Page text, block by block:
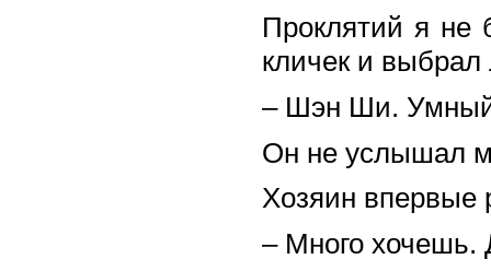
Проклятий я не
кличек и
– Шэн Ши. Умный
Он не услышал
Хозяин впервые
– Много хочешь.